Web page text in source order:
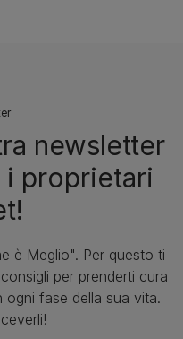
newsletter
proprietari
è Meglio". Per questo ti
per prenderti cura
ogni fase della sua vita.